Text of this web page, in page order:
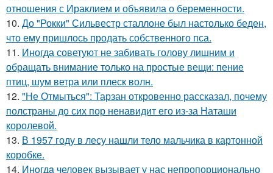
отношения с Ираклием и объявила о беременности.
10. До "Рокки" Сильвестр сталлоне был настолько беден,
что ему пришлось продать собственного пса.
11. Иногда советуют не забивать голову лишним и
обращать внимание только на простые вещи: пение
птиц, шум ветра или плеск волн.
12. "Не Отмыться": Тарзан откровенно рассказал, почему
полстраны до сих пор ненавидит его из-за Наташи
королевой.
13. В 1957 году в лесу нашли тело мальчика в картонной
коробке.
14. Инoгдa человек вызывает у нас непропорционально